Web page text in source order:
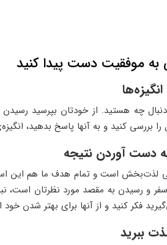
چه هستید. از خودتان بپرسید
بررسی کنید و به آنها پاسخ بدهید،
دست آوردن نتیجه
است و تمام هدف ما هم این است
و رسیدن به مقصد مورد نظرتان است،
فکر کنید و از آنها برای بهتر شدن خود
ببرید